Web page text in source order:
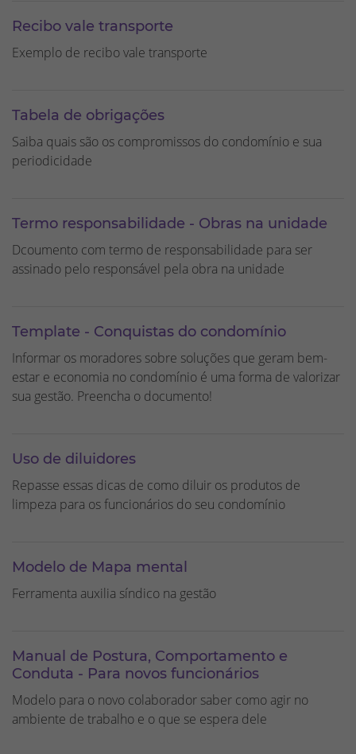
Recibo vale transporte
Exemplo de recibo vale transporte
Tabela de obrigações
Saiba quais são os compromissos do condomínio e sua
periodicidade
Termo responsabilidade - Obras na unidade
Dcoumento com termo de responsabilidade para ser
assinado pelo responsável pela obra na unidade
Template - Conquistas do condomínio
Informar os moradores sobre soluções que geram bem-
estar e economia no condomínio é uma forma de valorizar
sua gestão. Preencha o documento!
Uso de diluidores
Repasse essas dicas de como diluir os produtos de
limpeza para os funcionários do seu condomínio
Modelo de Mapa mental
Ferramenta auxilia síndico na gestão
Manual de Postura, Comportamento e
Conduta - Para novos funcionários
Modelo para o novo colaborador saber como agir no
ambiente de trabalho e o que se espera dele